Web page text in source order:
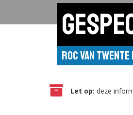
ROC van
Let op: deze